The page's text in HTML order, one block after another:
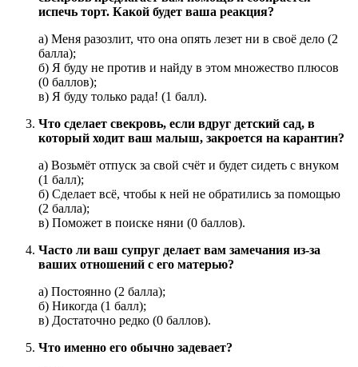
испечь торт. Какой будет ваша реакция?
а) Меня разозлит, что она опять лезет ни в своё дело (2
балла);
б) Я буду не против и найду в этом множество плюсов
(0 баллов);
в) Я буду только рада! (1 балл).
Что сделает свекровь, если вдруг детский сад, в
который ходит ваш малыш, закроется на карантин?
а) Возьмёт отпуск за свой счёт и будет сидеть с внуком
(1 балл);
б) Сделает всё, чтобы к ней не обратились за помощью
(2 балла);
в) Поможет в поиске няни (0 баллов).
Часто ли ваш супруг делает вам замечания из-за
ваших отношений с его матерью?
а) Постоянно (2 балла);
б) Никогда (1 балл);
в) Достаточно редко (0 баллов).
Что именно его обычно задевает?